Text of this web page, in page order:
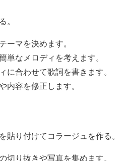
。
ーマを決めます。
簡単なメロディを考えます。
に合わせて歌詞を書きます。
内容を修正します。
貼り付けてコラージュを作る。
切り抜きや写真を集めます。